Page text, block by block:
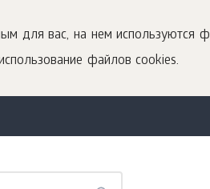
для вас, на нем используются
файлов cookies.